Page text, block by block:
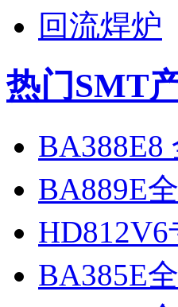
回流焊炉
热门SMT
BA388E8
BA889E
BA385E